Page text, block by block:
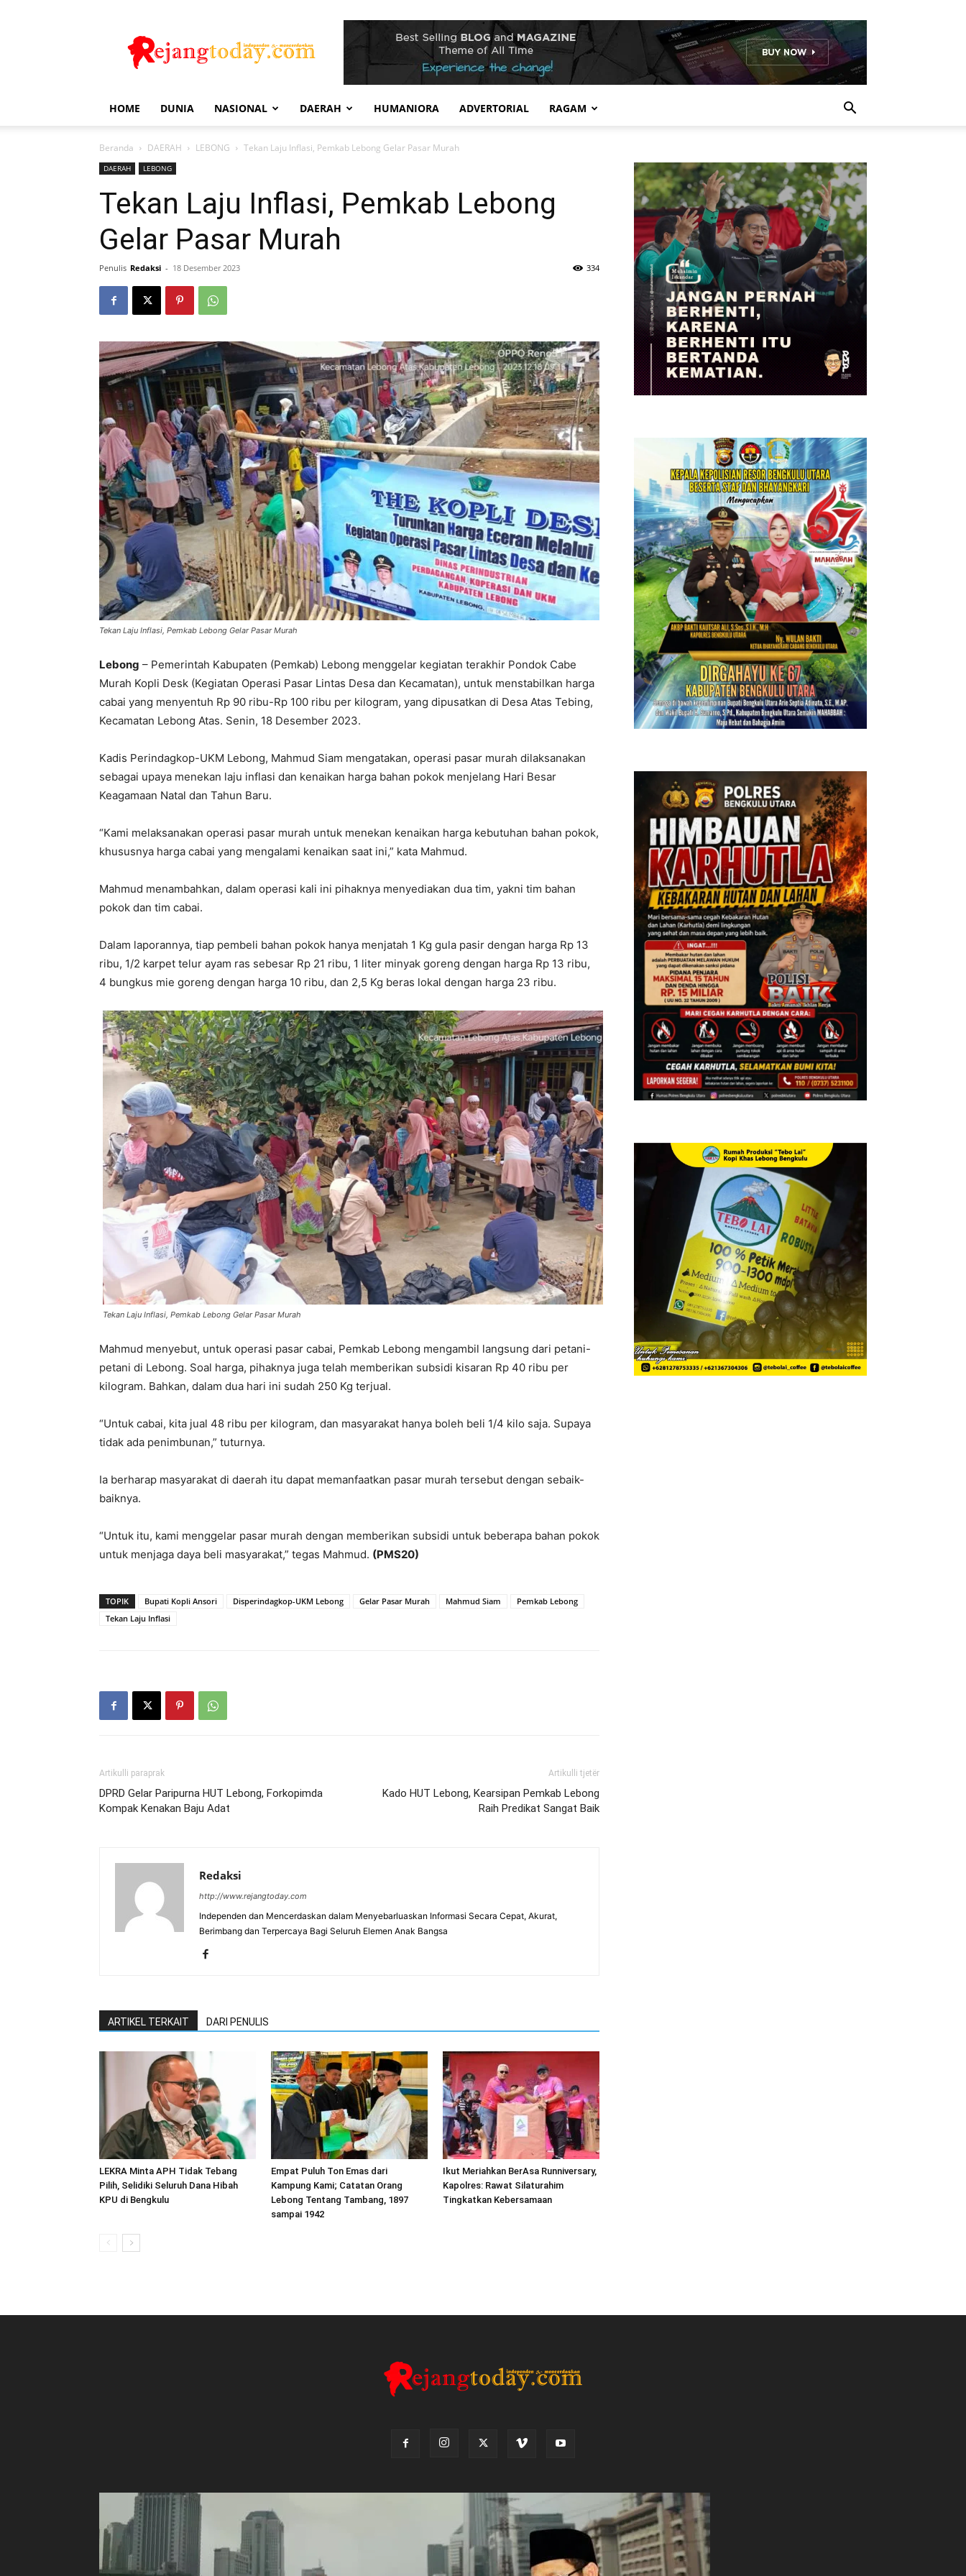
Today
HOME DUNIA NASIONAL DAERAH HUMANIORA ADVERTORIAL RAGAM
Beranda DAERAH LEBONG Tekan Laju Inflasi, Pemkab Lebong Gelar Pasar Murah
DAERAH LEBONG
Tekan Laju Inflasi, Pemkab Lebong
Gelar Pasar Murah
Penulis Redaksi - 18 Desember 2023 334
Tekan Laju Inflasi, Pemkab Lebong Gelar Pasar Murah
Lebong – Pemerintah Kabupaten (Pemkab) Lebong menggelar kegiatan terakhir Pondok Cabe
Murah Kopli Desk (Kegiatan Operasi Pasar Lintas Desa dan Kecamatan), untuk menstabilkan harga
cabai yang menyentuh Rp 90 ribu-Rp 100 ribu per kilogram, yang dipusatkan di Desa Atas Tebing,
Kecamatan Lebong Atas. Senin, 18 Desember 2023.
Kadis Perindagkop-UKM Lebong, Mahmud Siam mengatakan, operasi pasar murah dilaksanakan
sebagai upaya menekan laju inflasi dan kenaikan harga bahan pokok menjelang Hari Besar
Keagamaan Natal dan Tahun Baru.
“Kami melaksanakan operasi pasar murah untuk menekan kenaikan harga kebutuhan bahan pokok,
khususnya harga cabai yang mengalami kenaikan saat ini,” kata Mahmud.
Mahmud menambahkan, dalam operasi kali ini pihaknya menyediakan dua tim, yakni tim bahan
pokok dan tim cabai.
Dalam laporannya, tiap pembeli bahan pokok hanya menjatah 1 Kg gula pasir dengan harga Rp 13
ribu, 1/2 karpet telur ayam ras sebesar Rp 21 ribu, 1 liter minyak goreng dengan harga Rp 13 ribu,
4 bungkus mie goreng dengan harga 10 ribu, dan 2,5 Kg beras lokal dengan harga 23 ribu.
Tekan Laju Inflasi, Pemkab Lebong Gelar Pasar Murah
Mahmud menyebut, untuk operasi pasar cabai, Pemkab Lebong mengambil langsung dari petani-
petani di Lebong. Soal harga, pihaknya juga telah memberikan subsidi kisaran Rp 40 ribu per
kilogram. Bahkan, dalam dua hari ini sudah 250 Kg terjual.
“Untuk cabai, kita jual 48 ribu per kilogram, dan masyarakat hanya boleh beli 1/4 kilo saja. Supaya
tidak ada penimbunan,” tuturnya.
Ia berharap masyarakat di daerah itu dapat memanfaatkan pasar murah tersebut dengan sebaik-
baiknya.
“Untuk itu, kami menggelar pasar murah dengan memberikan subsidi untuk beberapa bahan pokok
untuk menjaga daya beli masyarakat,” tegas Mahmud. (PMS20)
TOPIK Bupati Kopli Ansori Disperindagkop-UKM Lebong Gelar Pasar Murah Mahmud Siam
Pemkab Lebong
Tekan Laju Inflasi
Artikulli paraprak
DPRD Gelar Paripurna HUT Lebong, Forkopimda
Kompak Kenakan Baju Adat
Artikulli tjetër
Kado HUT Lebong, Kearsipan Pemkab Lebong
Raih Predikat Sangat Baik
Redaksi
http://www.rejangtoday.com
Independen dan Mencerdaskan dalam Menyebarluaskan Informasi Secara Cepat, Akurat,
Berimbang dan Terpercaya Bagi Seluruh Elemen Anak Bangsa
ARTIKEL TERKAIT DARI PENULIS
LEKRA Minta APH Tidak Tebang
Pilih, Selidiki Seluruh Dana Hibah
KPU di Bengkulu
Empat Puluh Ton Emas dari
Kampung Kami; Catatan Orang
Lebong Tentang Tambang, 1897
sampai 1942
Ikut Meriahkan BerAsa Runniversary,
Kapolres: Rawat Silaturahim
Tingkatkan Kebersamaan